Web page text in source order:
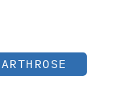
ARTHROSE